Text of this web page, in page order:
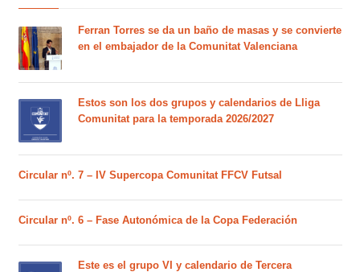
Ferran Torres se da un baño de masas y se convierte
en el embajador de la Comunitat Valenciana
Estos son los dos grupos y calendarios de Lliga
Comunitat para la temporada 2026/2027
Circular nº. 7 – IV Supercopa Comunitat FFCV Futsal
Circular nº. 6 – Fase Autonómica de la Copa Federación
Este es el grupo VI y calendario de Tercera